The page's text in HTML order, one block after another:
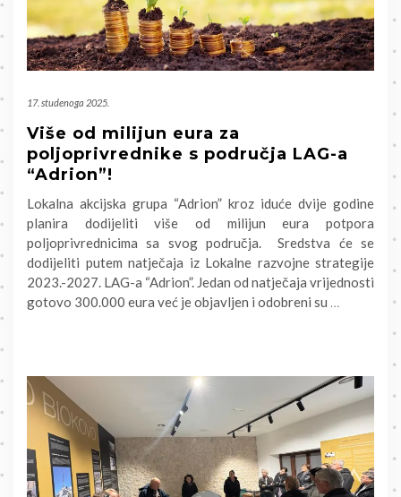
17. studenoga 2025.
Više od milijun eura za
poljoprivrednike s područja LAG-a
“Adrion”!
Lokalna akcijska grupa “Adrion” kroz iduće dvije godine
planira dodijeliti više od milijun eura potpora
poljoprivrednicima sa svog područja. Sredstva će se
dodijeliti putem natječaja iz Lokalne razvojne strategije
2023.-2027. LAG-a “Adrion”. Jedan od natječaja vrijednosti
gotovo 300.000 eura već je objavljen i odobreni su …